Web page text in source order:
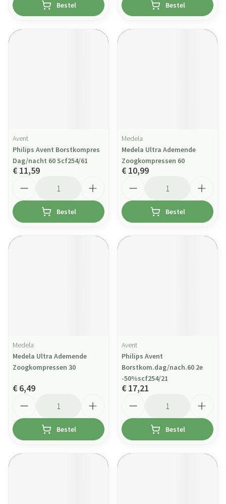
Bestel Bestel
Avent
Philips Avent Borstkompres
Dag/nacht 60 Scf254/61
€ 11,59
Bestel
Medela
Medela Ultra Ademende
Zoogkompressen 60
€ 10,99
Bestel
Medela
Medela Ultra Ademende
Zoogkompressen 30
€ 6,49
Bestel
Avent
Philips Avent
Borstkom.dag/nach.60 2e
-50%scf254/21
€ 17,21
Bestel